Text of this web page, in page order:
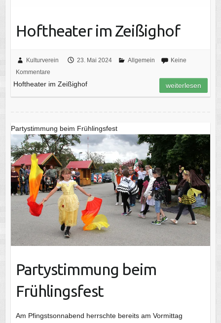
Hoftheater im Zeißighof
Kulturverein 23. Mai 2024 Allgemein
Keine
Kommentare
Hoftheater im Zeißighof weiterlesen
Partystimmung beim Frühlingsfest
Partystimmung beim
Frühlingsfest
Am Pfingstsonnabend herrschte bereits am Vormittag